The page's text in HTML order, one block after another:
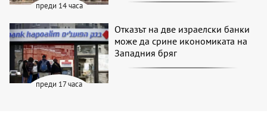
преди 14 часа
преди 17 часа
Отказът на две израелски банки
може да срине икономиката на
Западния бряг